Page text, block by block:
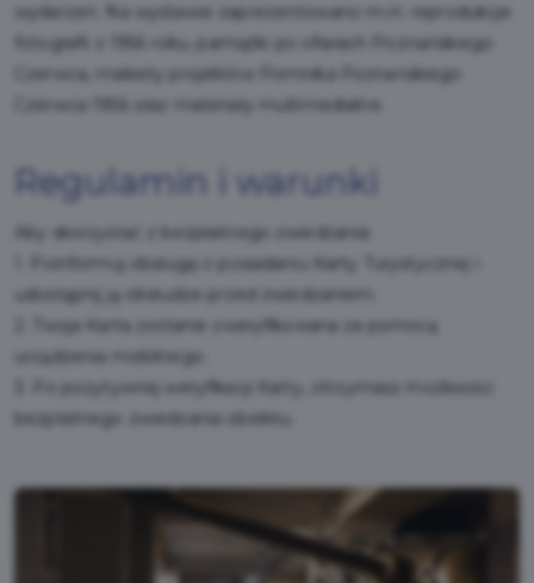
wydarzeń. Na wystawie zaprezentowano m.in. reprodukcje
fotografii z 1956 roku, pamiątki po ofiarach Poznańskiego
Czerwca, makiety projektów Pomnika Poznańskiego
Czerwca 1956 oraz materiały multimedialne.
Regulamin i warunki
Aby skorzystać z bezpłatnego zwiedzania:
1. Poinformuj obsługę o posiadaniu Karty Turystycznej i
udostępnij ją obsłudze przed zwiedzaniem.
2. Twoja Karta zostanie zweryfikowana za pomocą
urządzenia mobilnego.
3. Po pozytywnej weryfikacji Karty, otrzymasz możliwość
bezpłatnego zwiedzania obiektu.